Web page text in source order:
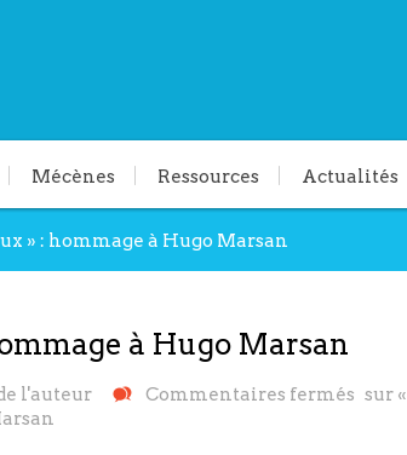
Mécènes Ressources Actualités
» : hommage à Hugo Marsan
à Hugo Marsan
l'auteur Commentaires fermés sur «